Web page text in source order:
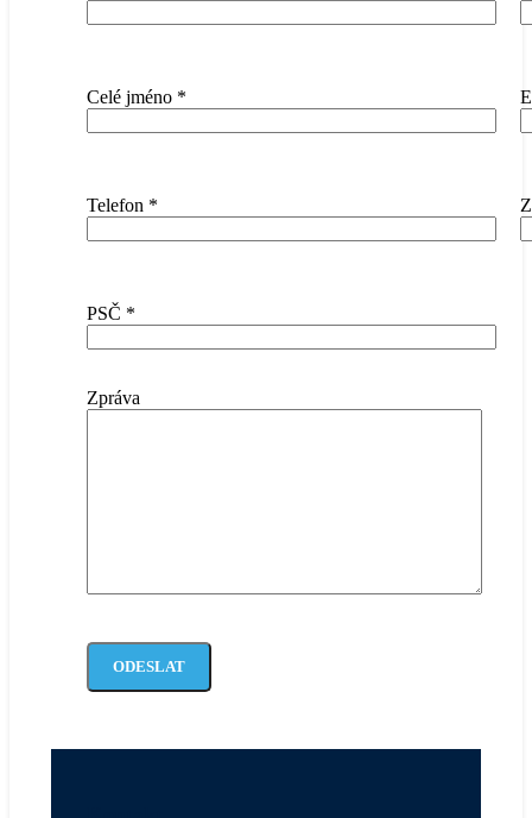
Celé jméno *
Telefon *
PSČ *
Zpráva
pole